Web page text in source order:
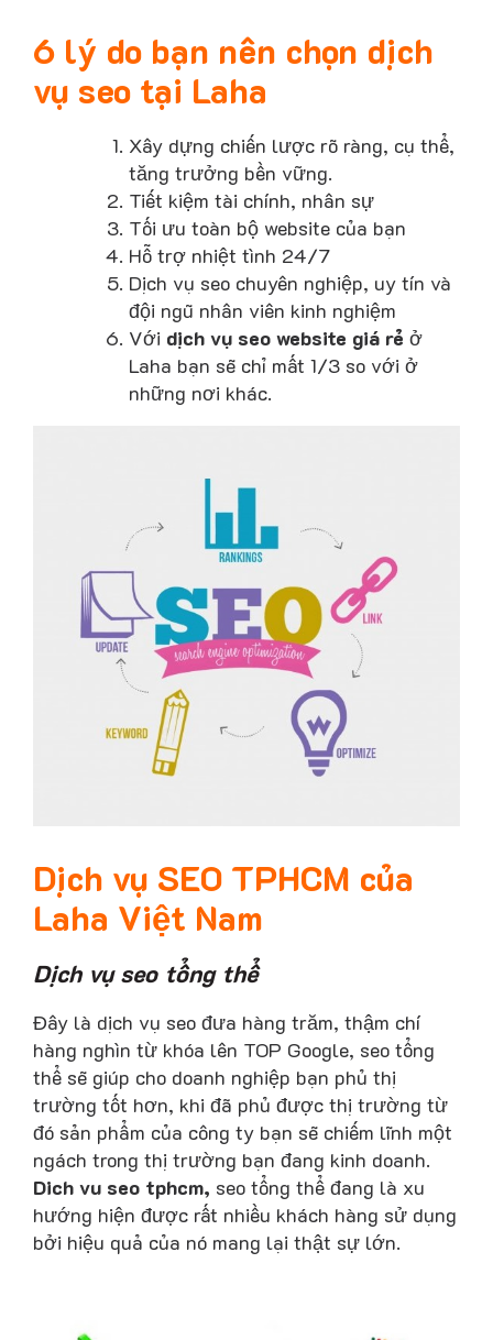
6 lý do bạn nên chọn dịch
vụ seo tại Laha
Xây dựng chiến lược rõ ràng, cụ thể,
tăng trưởng bền vững.
Tiết kiệm tài chính, nhân sự
Tối ưu toàn bộ website của bạn
Hỗ trợ nhiệt tình 24/7
Dịch vụ seo chuyên nghiệp, uy tín và
đội ngũ nhân viên kinh nghiệm
Với dịch vụ seo website giá rẻ ở
Laha bạn sẽ chỉ mất 1/3 so với ở
những nơi khác.
Dịch vụ SEO TPHCM của
Laha Việt Nam
Dịch vụ seo tổng thể
Đây là dịch vụ seo đưa hàng trăm, thậm chí
hàng nghìn từ khóa lên TOP Google, seo tổng
thể sẽ giúp cho doanh nghiệp bạn phủ thị
trường tốt hơn, khi đã phủ được thị trường từ
đó sản phẩm của công ty bạn sẽ chiếm lĩnh một
ngách trong thị trường bạn đang kinh doanh.
Dich vu seo tphcm, seo tổng thể đang là xu
hướng hiện được rất nhiều khách hàng sử dụng
bởi hiệu quả của nó mang lại thật sự lớn.